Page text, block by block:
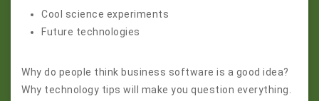
Cool science experiments
Future technologies
Why do people think business software is a good idea?
Why technology tips will make you question everything.